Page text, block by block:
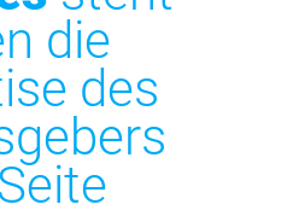
die
des